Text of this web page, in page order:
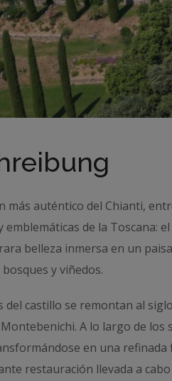
más auténtico del Chianti,
emblemáticas de la Toscana:
belleza inmersa en un
y viñedos.
del castillo se remontan al
A lo largo de
en una refinada
restauración llevada a